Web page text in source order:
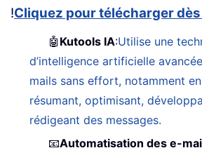
!Cliquez pour télécharger
🤖 Kutools IA:Utilise une
d’intelligence artificielle
mails sans effort, notamment
résumant, optimisant,
rédigeant des messages.
📧Automatisation des e-